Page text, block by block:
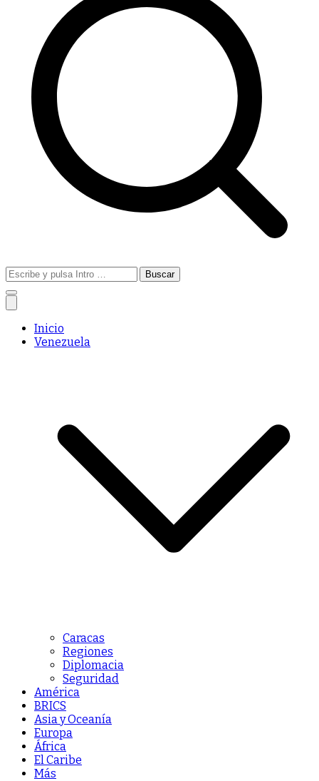
Buscar:
Inicio
Venezuela
Caracas
Regiones
Diplomacia
Seguridad
América
BRICS
Asia y Oceanía
Europa
África
El Caribe
Más